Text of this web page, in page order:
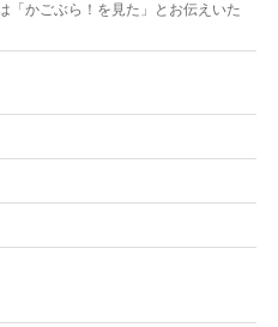
「かごぶら！を見た」とお伝えいた